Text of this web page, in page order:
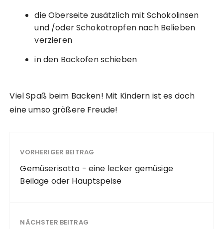
die Oberseite zusätzlich mit Schokolinsen
und /oder Schokotropfen nach Belieben
verzieren
in den Backofen schieben
Viel Spaß beim Backen! Mit Kindern ist es doch
eine umso größere Freude!
VORHERIGER BEITRAG
Gemüserisotto - eine lecker gemüsige
Beilage oder Hauptspeise
NÄCHSTER BEITRAG